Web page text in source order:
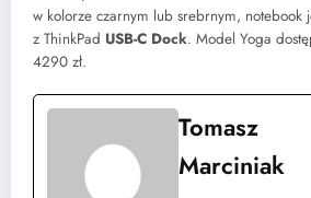
w kolorze czarnym lub srebrnym, notebook
z ThinkPad USB-C Dock. Model Yoga
4290 zł.
Tomasz
Marciniak